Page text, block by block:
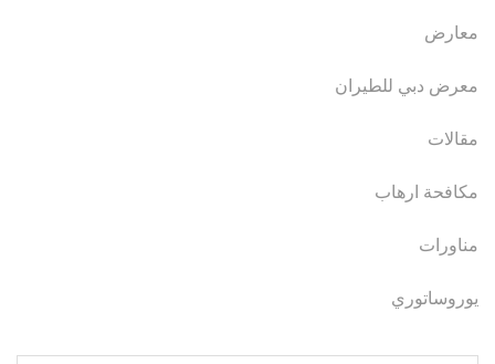
معارض
معرض دبي للطيران
مقالات
مكافحة ارهاب
مناورات
يوروساتوري